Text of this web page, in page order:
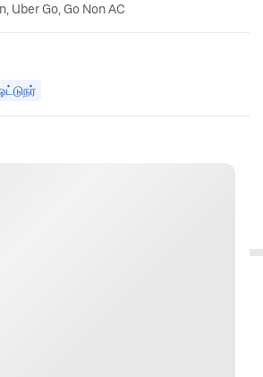
Uber Go, Go Non AC